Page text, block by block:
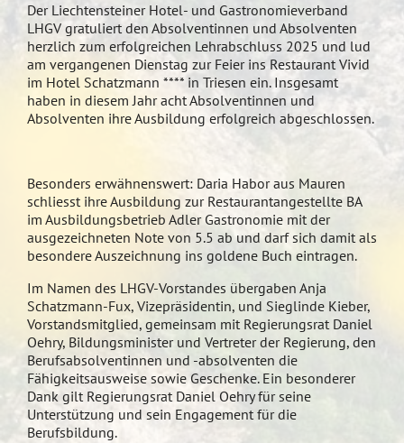
Der Liechtensteiner Hotel- und Gastronomieverband
LHGV gratuliert den Absolventinnen und Absolventen
herzlich zum erfolgreichen Lehrabschluss 2025 und lud
am vergangenen Dienstag zur Feier ins Restaurant Vivid
im Hotel Schatzmann **** in Triesen ein. Insgesamt
haben in diesem Jahr acht Absolventinnen und
Absolventen ihre Ausbildung erfolgreich abgeschlossen.
Besonders erwähnenswert: Daria Habor aus Mauren
schliesst ihre Ausbildung zur Restaurantangestellte BA
im Ausbildungsbetrieb Adler Gastronomie mit der
ausgezeichneten Note von 5.5 ab und darf sich damit als
besondere Auszeichnung ins goldene Buch eintragen.
Im Namen des LHGV-Vorstandes übergaben Anja
Schatzmann-Fux, Vizepräsidentin, und Sieglinde Kieber,
Vorstandsmitglied, gemeinsam mit Regierungsrat Daniel
Oehry, Bildungsminister und Vertreter der Regierung, den
Berufsabsolventinnen und -absolventen die
Fähigkeitsausweise sowie Geschenke. Ein besonderer
Dank gilt Regierungsrat Daniel Oehry für seine
Unterstützung und sein Engagement für die
Berufsbildung.